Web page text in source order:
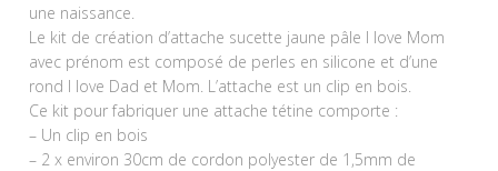
une naissance.
Le kit de création d’attache sucette jaune pâle I love Mom
avec prénom est composé de perles en silicone et d’une
rond I love Dad et Mom. L’attache est un clip en bois.
Ce kit pour fabriquer une attache tétine comporte :
– Un clip en bois
– 2 x environ 30cm de cordon polyester de 1,5mm de